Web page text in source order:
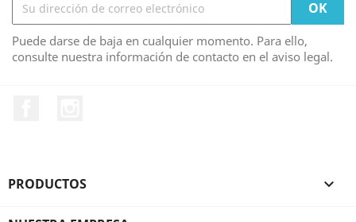
Puede darse de baja en cualquier momento. Para ello,
consulte nuestra información de contacto en el aviso legal.
PRODUCTOS 